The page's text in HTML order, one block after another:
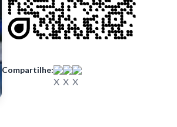
Compartilhe: